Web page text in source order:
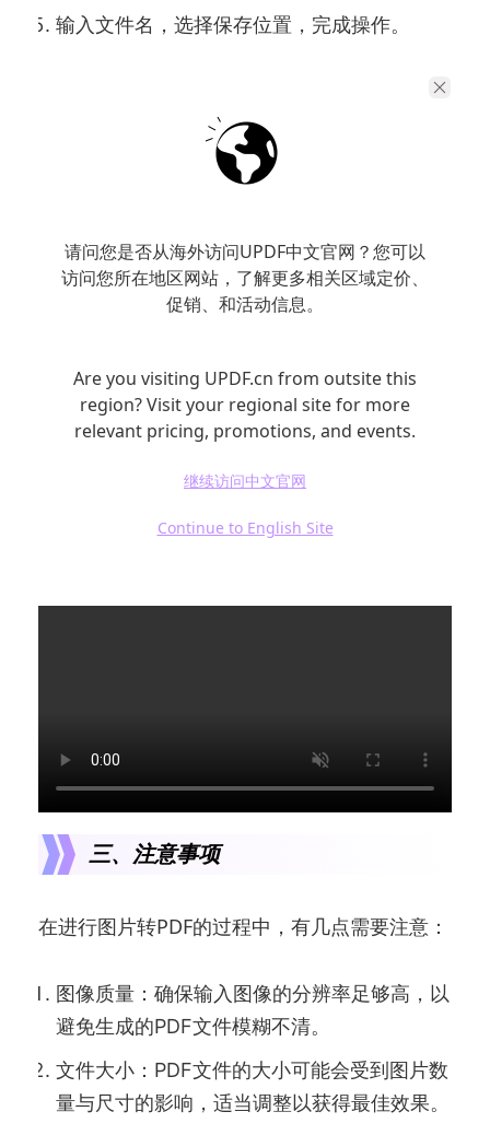
请问您是否从海外访问UPDF中文官网？您可以
访问您所在地区网站，了解更多相关区域定价、
促销、和活动信息。
Are you visiting UPDF.cn from outsite this
region? Visit your regional site for more
relevant pricing, promotions, and events.
继续访问中文官网
Continue to English Site
输入文件名，选择保存位置，完成操作。
随着移动设备的普及，许多应用程序也具备图
片转PDF的功能。无论是iOS还是Android平
常见的手机应用程序：
转换成PDF。
CamScanner：可以将图片扫描并转换成高质
和平板电脑上运行，只要使用相机拍照，就可
三、注意事项
在进行图片转PDF的过程中，有几点需要注意：
图像质量：确保输入图像的分辨率足够高，以
避免生成的PDF文件模糊不清。
文件大小：PDF文件的大小可能会受到图片数
量与尺寸的影响，适当调整以获得最佳效果。